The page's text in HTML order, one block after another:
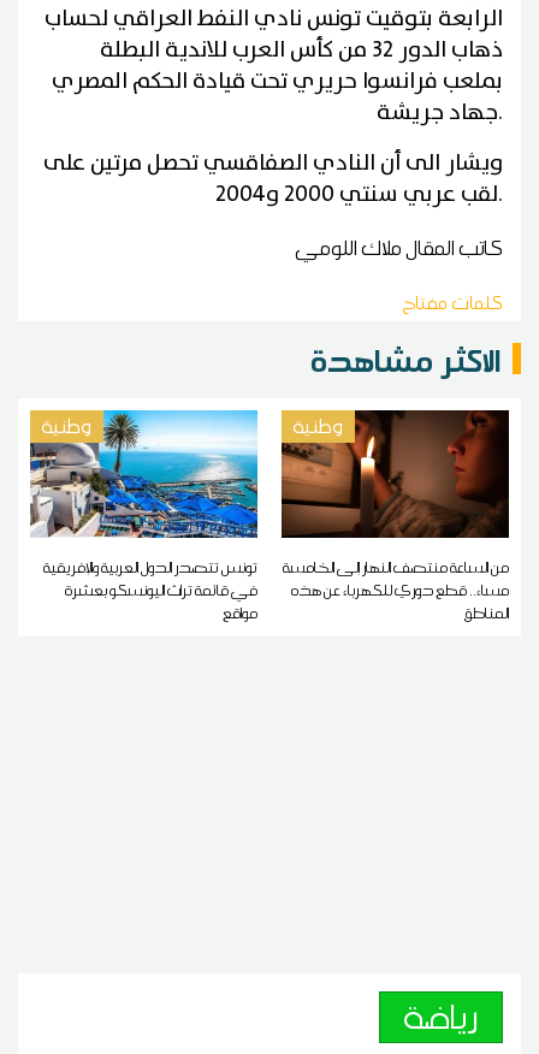
الرابعة بتوقيت تونس نادي النفط العراقي لحساب
ذهاب الدور 32 من كأس العرب للاندية البطلة
بملعب فرانسوا حريري تحت قيادة الحكم المصري
جهاد جريشة.
ويشار الى أن النادي الصفاقسي تحصل مرتين على
لقب عربي سنتي 2000 و2004.
كاتب المقالملاك اللومي
كلمات مفتاح
الاكثر مشاهدة
وطنية
من الساعة منتصف النهار إلى الخامسة
مساء.. قطع دوري للكهرباء عن هذه
المناطق
وطنية
تونس تتصدر الدول العربية والإفريقية
في قائمة تراث اليونسكو بعشرة
مواقع
رياضة